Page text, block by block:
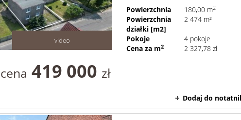
video
Powierzchnia
180,00 m2
Powierzchnia
działki [m2]
2 474 m²
Pokoje
4 pokoje
Cena za m2 2 327,78 zł
cena 419 000 zł
Dodaj do